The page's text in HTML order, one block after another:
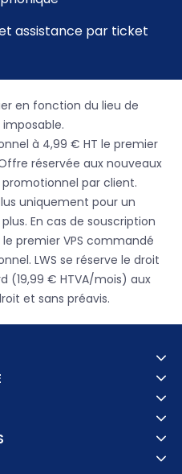
assistance par ticket
en fonction du lieu de
à 4,99 € HT le premier
réservée aux nouveaux
promotionnel par client.
uniquement pour un
En cas de souscription
premier VPS commandé
LWS se réserve le droit
(19,99 € HTVA/mois) aux
et sans préavis.